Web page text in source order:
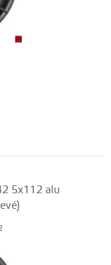
5x112 alu